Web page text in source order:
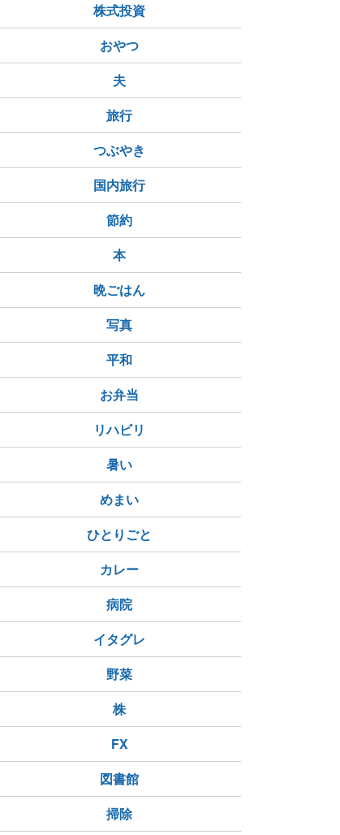
刹那 TATTOO
株式投資
おやつ
夫
旅行
つぶやき
国内旅行
節約
本
晩ごはん
写真
平和
お弁当
リハビリ
暑い
めまい
ひとりごと
カレー
病院
イタグレ
野菜
株
FX
図書館
掃除